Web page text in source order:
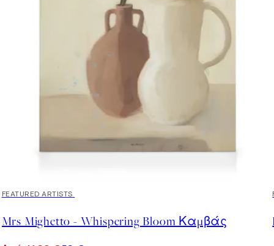
30%*
FEATURED ARTISTS
Mrs Mighetto - Whispering Bloom Καμβάς